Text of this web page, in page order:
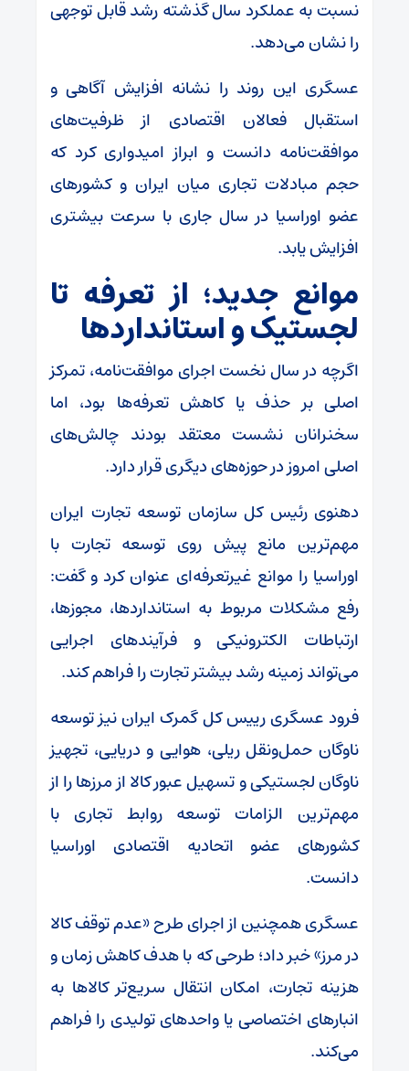
نسبت به عملکرد سال گذشته رشد قابل توجهی
را نشان می‌دهد.
عسگری این روند را نشانه افزایش آگاهی و
استقبال فعالان اقتصادی از ظرفیت‌های
موافقت‌نامه دانست و ابراز امیدواری کرد که
حجم مبادلات تجاری میان ایران و کشور‌های
عضو اوراسیا در سال جاری با سرعت بیشتری
افزایش یابد.
موانع جدید؛ از تعرفه تا
لجستیک و استاندارد‌ها
اگرچه در سال نخست اجرای موافقت‌نامه، تمرکز
اصلی بر حذف یا کاهش تعرفه‌ها بود، اما
سخنرانان نشست معتقد بودند چالش‌های
اصلی امروز در حوزه‌های دیگری قرار دارد.
دهنوی رئیس کل سازمان توسعه تجارت ایران
مهم‌ترین مانع پیش روی توسعه تجارت با
اوراسیا را موانع غیرتعرفه‌ای عنوان کرد و گفت:
رفع مشکلات مربوط به استانداردها، مجوزها،
ارتباطات الکترونیکی و فرآیند‌های اجرایی
می‌تواند زمینه رشد بیشتر تجارت را فراهم کند.
فرود عسگری رییس کل گمرک ایران نیز توسعه
ناوگان حمل‌ونقل ریلی، هوایی و دریایی، تجهیز
ناوگان لجستیکی و تسهیل عبور کالا از مرز‌ها را از
مهم‌ترین الزامات توسعه روابط تجاری با
کشور‌های عضو اتحادیه اقتصادی اوراسیا
دانست.
عسگری همچنین از اجرای طرح «عدم توقف کالا
در مرز» خبر داد؛ طرحی که با هدف کاهش زمان و
هزینه تجارت، امکان انتقال سریع‌تر کالا‌ها به
انبار‌های اختصاصی یا واحد‌های تولیدی را فراهم
می‌کند.